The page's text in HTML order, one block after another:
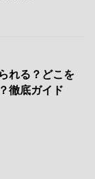
れる？どこを
徹底ガイド